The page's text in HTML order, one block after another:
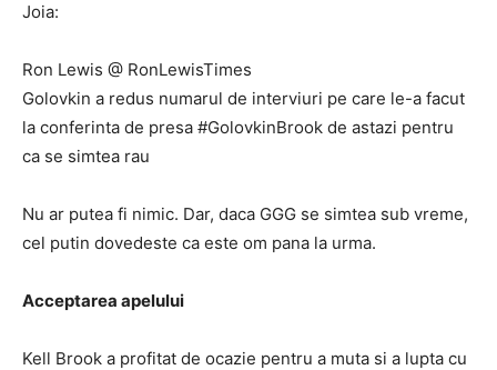
Joia:
Ron Lewis @ RonLewisTimes
Golovkin a redus numarul de interviuri pe care le-a facut
la conferinta de presa #GolovkinBrook de astazi pentru
ca se simtea rau
Nu ar putea fi nimic. Dar, daca GGG se simtea sub vreme,
cel putin dovedeste ca este om pana la urma.
Acceptarea apelului
Kell Brook a profitat de ocazie pentru a muta si a lupta cu